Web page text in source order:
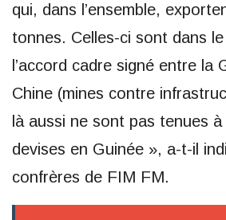
qui, dans l’ensemble,
tonnes. Celles-ci sont dans
l’accord cadre signé entre la
Chine (mines contre
là aussi ne sont pas tenues
devises en Guinée », a-t-il
confrères de FIM FM.